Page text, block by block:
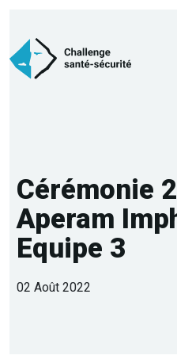
Cérémonie
Aperam
Equipe 3
02 Août 2022